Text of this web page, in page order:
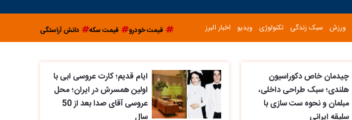
ورزش سبک زندگی تکنولوژی ویدیو اخبار البرز قیمت خودرو قیمت سکه دانش آراستگی
چیدمان خاص دکوراسیون
هلندی؛ سبک طراحی داخلی،
مبلمان و نحوه ست سازی با
سلیقه ایرانی
ایام قدیم؛ کارت عروسی ابی با
اولین همسرش در ایران؛ محل
عروسی آقای صدا بعد از 50
سال